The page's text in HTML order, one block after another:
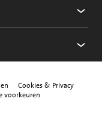
Cookies & Privacy
voorkeuren